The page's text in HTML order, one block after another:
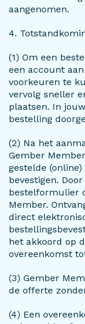
aangenomen.
4.
(1) Om een
een account
voorkeuren te
vervolg sneller
plaatsen. In
bestelling
(2) Na het
Gember
gestelde
bevestigen.
bestelformulier
Member.
direct
het akkoord op
overeenkomst
(3) Gember
de offerte
(4) Een